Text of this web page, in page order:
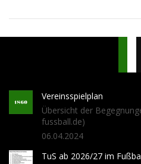
Vereinsspielplan
Übersicht der
fussball.de)
06.04.2024
TuS ab 2026/27 im